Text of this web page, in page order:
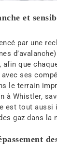
et
par une
d’avalanche)
afin que
avec ses
le terrain
à Whistler,
est tout aussi
gaz dans la